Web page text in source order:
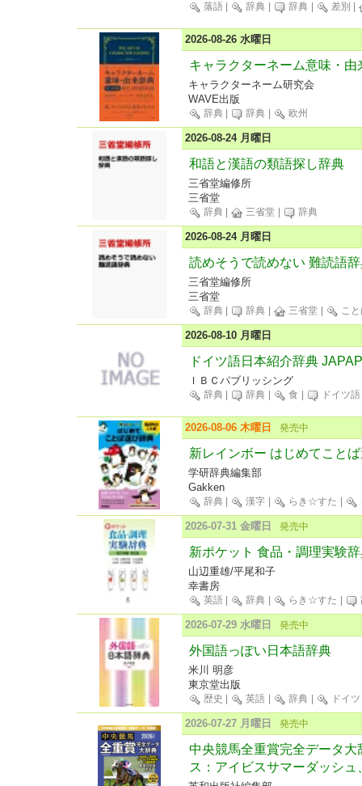
落語 辞典 辞典 差別
2026-08-26 水曜日
キャラクターネーム意味・由
キャラクターネーム研究会
WAVE出版
辞典 辞典 欧州
2026-08-24 月曜日
和語と漢語の類語探し辞典
三省堂編修所
三省堂
辞典 三省堂 辞典
2026-08-24 月曜日
読めそうで読めない 難読語
三省堂編修所
三省堂
辞典 辞典 三省堂 こ
2026-08-10 月曜日
ドイツ語日本紹介辞典
ＩＢＣパブリッシング
辞典 辞典 食 ドイツ語
2026-08-06 木曜日 発売中
新レインボー はじめてこと
学研辞典編集部
Gakken
辞典 漢字 らき☆すた
2026-07-31 金曜日 発売中
新ポケット 食品・調理実験
山辺重雄/平尾和子
幸書房
英語 辞典 らき☆すた
2026-07-29 水曜日 発売中
外国語っぽい日本語辞典
米川 明彦
東京堂出版
歴史 英語 辞典 ドイツ
2026-07-27 月曜日 発売中
中央競馬全重賞完全データ
ス：アイビスサマーダッシ